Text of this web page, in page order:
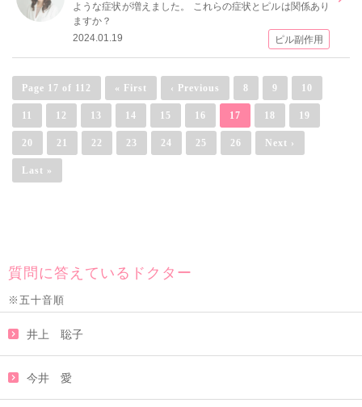
ような症状が増えました。 これらの症状とピルは関係あり
ますか？
2024.01.19
ピル副作用
Page 17 of 112 « First ‹ Previous 8 9 10
11 12 13 14 15 16 17 18 19
20 21 22 23 24 25 26 Next ›
Last »
質問に答えているドクター
※五十音順
井上 聡子
今井 愛